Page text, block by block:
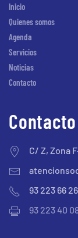
Inicio
Quienes somos
Agenda
Servicios
Noticias
Contacto
Contacto
C/ Z, Zona
93 223 66 26
93 223 40